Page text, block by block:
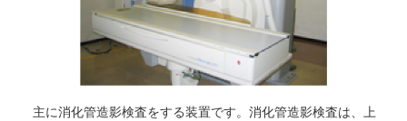
主に消化管造影検査をする装置です。消化管造影検査は、上